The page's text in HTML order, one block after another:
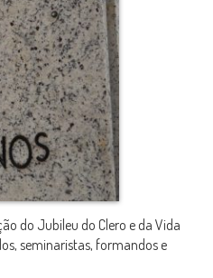
do Jubileu do Clero e da Vida
seminaristas, formandos e